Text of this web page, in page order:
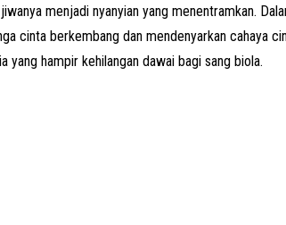
menjadi nyanyian yang menentramkan.
cinta berkembang dan mendenyarkan cahaya
yang hampir kehilangan dawai bagi sang biola.